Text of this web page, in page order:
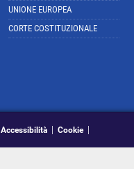
UNIONE EUROPEA
CORTE COSTITUZIONALE
Accessibilità Cookie